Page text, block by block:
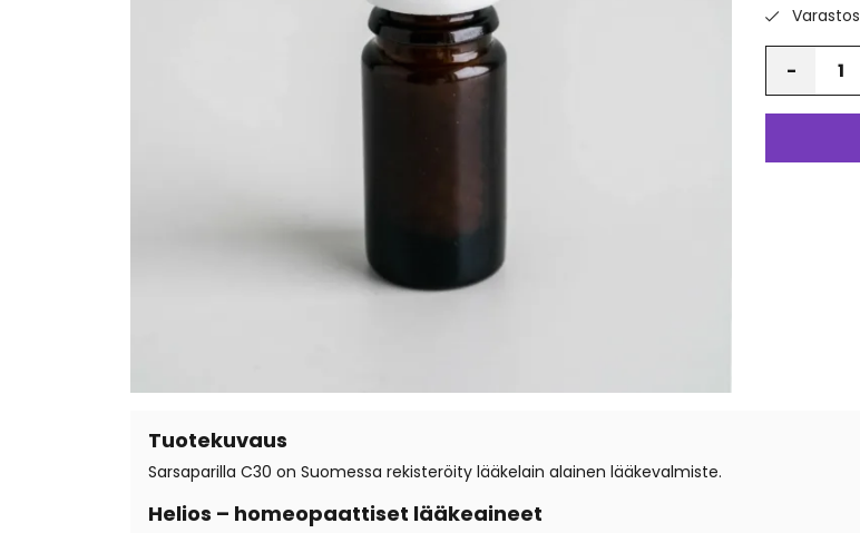
Tuotekuvaus
Sarsaparilla C30 on Suomessa rekisteröity lääkelain alainen lääkevalmiste.
Helios – homeopaattiset lääkeaineet